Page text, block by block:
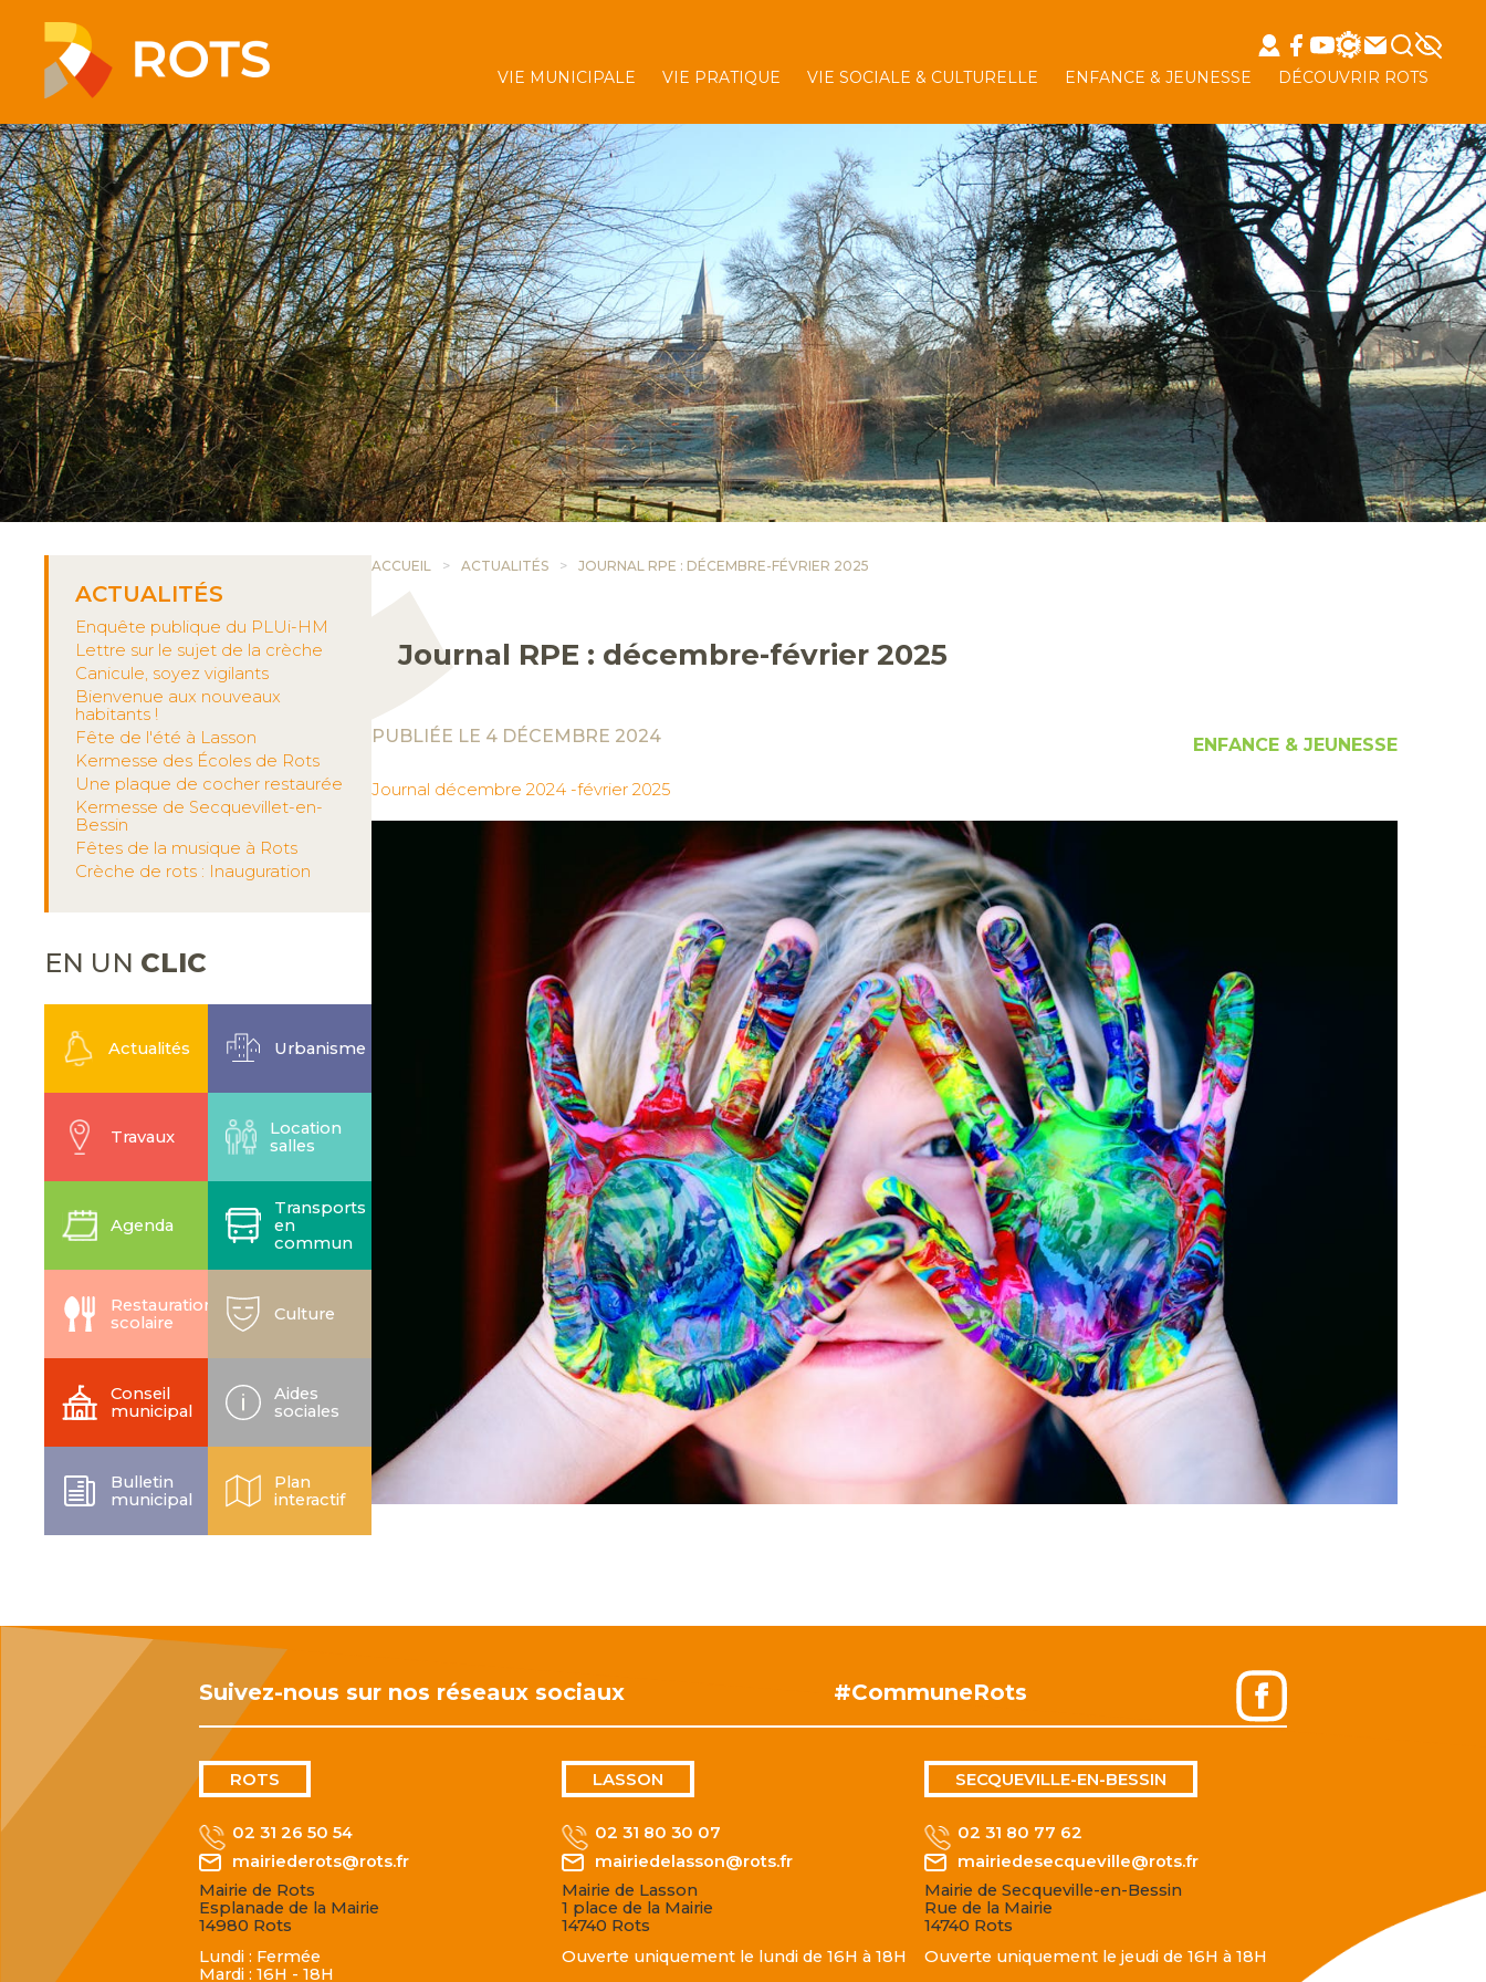
VIE MUNICIPALE VIE PRATIQUE VIE SOCIALE & CULTURELLE ENFANCE & JEUNESSE DÉCOUVRIR ROTS
ACTUALITÉS
Enquête publique du PLUi-HM
Lettre sur le sujet de la crèche
Canicule, soyez vigilants
Bienvenue aux nouveaux
habitants !
Fête de l'été à Lasson
Kermesse des Écoles de Rots
Une plaque de cocher restaurée
Kermesse de Secquevillet-en-
Bessin
Fêtes de la musique à Rots
Crèche de rots : Inauguration
EN UN CLIC
Actualités Urbanisme
Travaux
Location
salles
Agenda
Transports
en
commun
Restauration
scolaire
Culture
Conseil
municipal
Aides
sociales
Bulletin
municipal
Plan
interactif
ACCUEIL ACTUALITÉS JOURNAL RPE : DÉCEMBRE-FÉVRIER 2025
Journal RPE : décembre-février 2025
PUBLIÉE LE 4 DÉCEMBRE 2024 ENFANCE & JEUNESSE
Journal décembre 2024 -février 2025
Suivez-nous sur nos réseaux sociaux #CommuneRots
ROTS
02 31 26 50 54
mairiederots@rots.fr
Mairie de Rots
Esplanade de la Mairie
14980 Rots
Lundi : Fermée
Mardi : 16H - 18H
LASSON
02 31 80 30 07
mairiedelasson@rots.fr
Mairie de Lasson
1 place de la Mairie
14740 Rots
Ouverte uniquement le lundi de 16H à 18H
SECQUEVILLE-EN-BESSIN
02 31 80 77 62
mairiedesecqueville@rots.fr
Mairie de Secqueville-en-Bessin
Rue de la Mairie
14740 Rots
Ouverte uniquement le jeudi de 16H à 18H